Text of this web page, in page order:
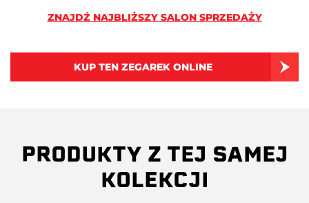
ZNAJDŹ NAJBLIŻSZY SALON SPRZEDAŻY
KUP TEN ZEGAREK ONLINE
PRODUKTY Z TEJ SAMEJ
KOLEKCJI